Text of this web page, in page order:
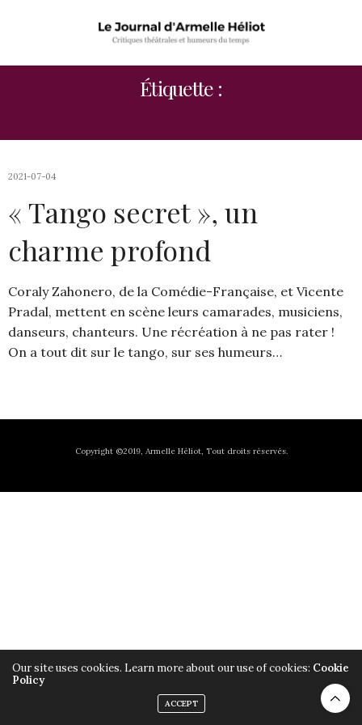
Étiquette :
2021-07-04
« Tango secret », un
charme profond
Coraly Zahonero, de la Comédie-Française, et Vicente
Pradal, mettent en scène leurs camarades, musiciens,
danseurs, chanteurs. Une récréation à ne pas rater !
On a tout dit sur le tango, sur ses humeurs…
Copyright ©2019, Armelle Héliot, Tout droits réservés.
Our site uses cookies. Learn more about our use of cookies: Cookie
Policy
ACCEPT